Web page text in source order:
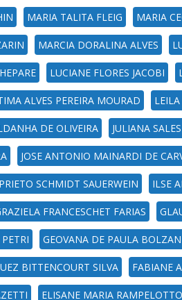
MARIA TALITA FLEIG MARIA
MARCIA DORALINA ALVES
LUCIANE FLORES JACOBI
ALVES PEREIRA MOURAD
DE OLIVEIRA JULIANA
JOSE ANTONIO MAINARDI DE
SCHMIDT SAUERWEIN ILSE
FRANCESCHET FARIAS
GEOVANA DE PAULA BOLZAN
BITTENCOURT SILVA FABIANE
ELISANE MARIA RAMPELOTTO